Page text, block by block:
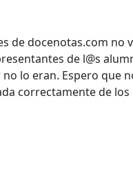
de docenotas.com no
de l@s
lo eran. Espero que
correctamente de